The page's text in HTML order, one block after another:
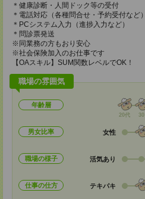
＊健康診断・人間ドック等の受付
＊電話対応（各種問合せ・予約受付など）
＊PCシステム入力（進捗入力など）
＊問診票発送
※同業務の方もおり安心
※社会保険加入のお仕事です
【OAスキル】SUM関数レベルでOK！
職場の雰囲気
年齢層
20代 30
男女比率 女性
職場の様子 活気あり
仕事の仕方 テキパキ